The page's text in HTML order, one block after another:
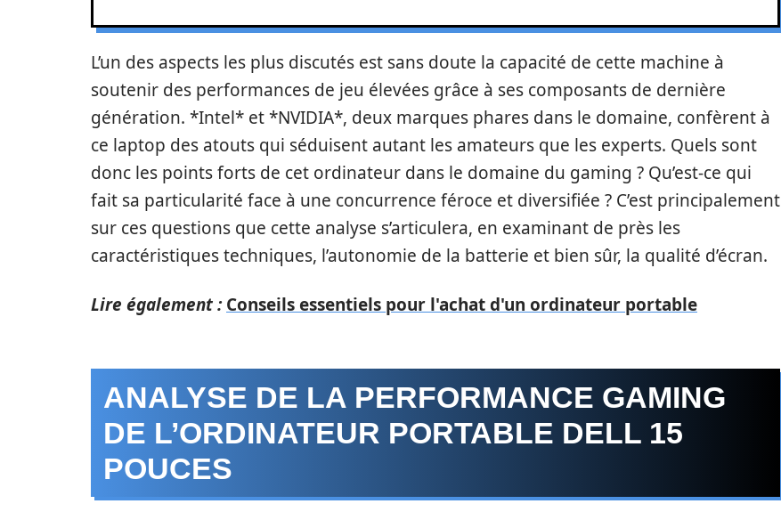
L’un des aspects les plus discutés est sans doute la capacité de cette machine à
soutenir des performances de jeu élevées grâce à ses composants de dernière
génération. *Intel* et *NVIDIA*, deux marques phares dans le domaine, confèrent à
ce laptop des atouts qui séduisent autant les amateurs que les experts. Quels sont
donc les points forts de cet ordinateur dans le domaine du gaming ? Qu’est-ce qui
fait sa particularité face à une concurrence féroce et diversifiée ? C’est principalement
sur ces questions que cette analyse s’articulera, en examinant de près les
caractéristiques techniques, l’autonomie de la batterie et bien sûr, la qualité d’écran.
Lire également : Conseils essentiels pour l'achat d'un ordinateur portable
ANALYSE DE LA PERFORMANCE GAMING
DE L’ORDINATEUR PORTABLE DELL 15
POUCES